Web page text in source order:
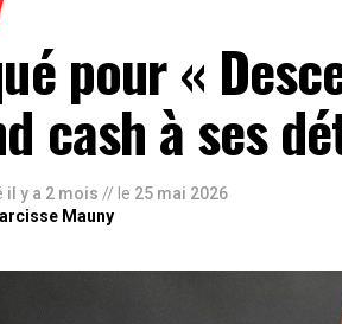
pour «
cash à ses
il y a 2 mois // le 25 mai 2026
Mauny